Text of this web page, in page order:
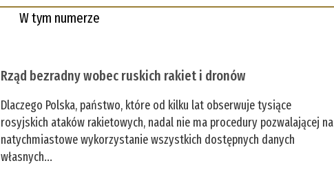
W tym numerze
Rząd bezradny wobec ruskich rakiet i dronów
Dlaczego Polska, państwo, które od kilku lat obserwuje tysiące
rosyjskich ataków rakietowych, nadal nie ma procedury pozwalającej na
natychmiastowe wykorzystanie wszystkich dostępnych danych
własnych...